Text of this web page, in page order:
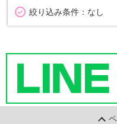
絞り込み条件： なし